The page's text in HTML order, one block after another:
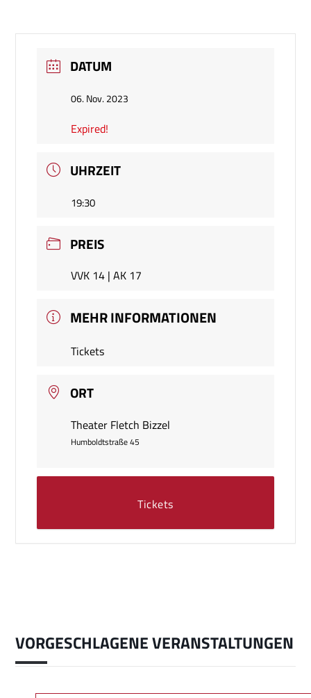
DATUM
06. Nov. 2023
Expired!
UHRZEIT
19:30
PREIS
VVK 14 | AK 17
MEHR INFORMATIONEN
Tickets
ORT
Theater Fletch Bizzel
Humboldtstraße 45
Tickets
VORGESCHLAGENE VERANSTALTUNGEN